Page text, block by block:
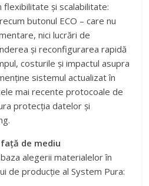
flexibilitate și scalabilitate:
butonul ECO – care nu
nici lucrări de
și reconfigurarea rapidă
costurile și impactul asupra
sistemul actualizat în
mai recente protocoale de
protecția datelor și
de mediu
alegerii materialelor în
de producție al System Pura: